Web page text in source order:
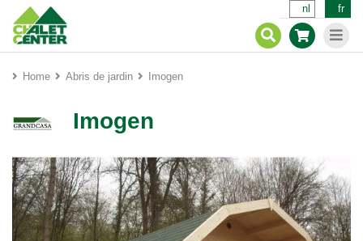
nl fr
Home Abris de jardin Imogen
Imogen